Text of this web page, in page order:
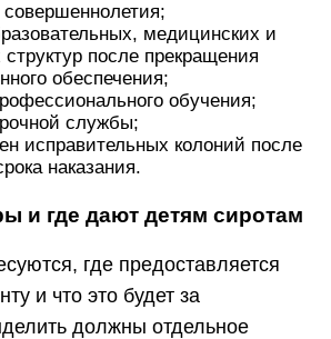
медицинских и
после прекращения
обеспечения;
обучения;
службы;
исправительных колоний после
наказания.
и где дают детям сиротам
где предоставляется
и что это будет за
должны отдельное